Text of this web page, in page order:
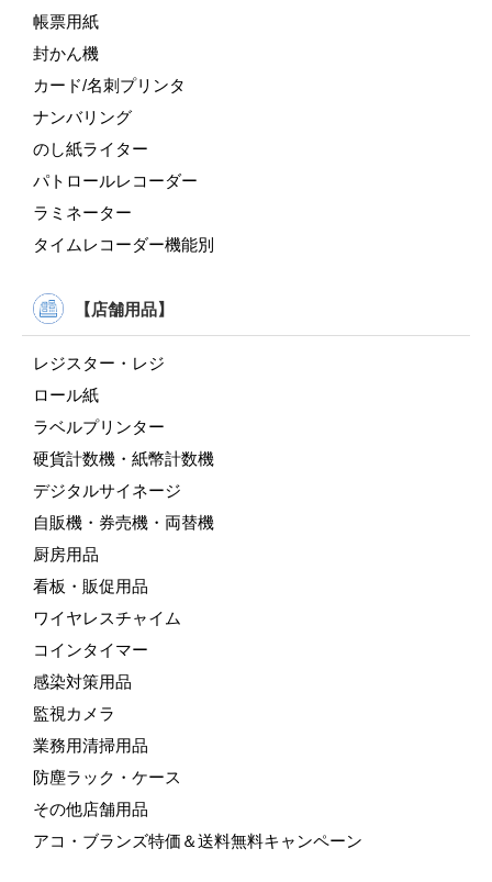
帳票用紙
封かん機
カード/名刺プリンタ
ナンバリング
のし紙ライター
パトロールレコーダー
ラミネーター
タイムレコーダー機能別
【店舗用品】
レジスター・レジ
ロール紙
ラベルプリンター
硬貨計数機・紙幣計数機
デジタルサイネージ
自販機・券売機・両替機
厨房用品
看板・販促用品
ワイヤレスチャイム
コインタイマー
感染対策用品
監視カメラ
業務用清掃用品
防塵ラック・ケース
その他店舗用品
アコ・ブランズ特価＆送料無料キャンペーン